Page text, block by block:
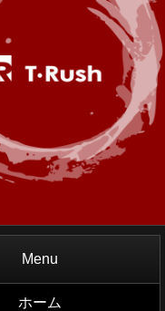
Menu
ホーム